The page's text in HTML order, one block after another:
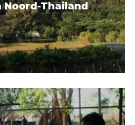
Noord-Thailand